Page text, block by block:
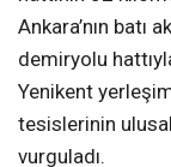
Ankara’nın batı
demiryolu
Yenikent
tesislerinin
vurguladı.